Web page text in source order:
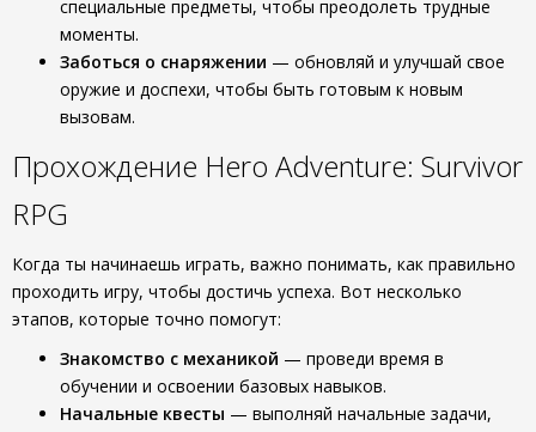
специальные предметы, чтобы преодолеть трудные
моменты.
Заботься о снаряжении — обновляй и улучшай свое
оружие и доспехи, чтобы быть готовым к новым
вызовам.
Прохождение Hero Adventure: Survivor
RPG
Когда ты начинаешь играть, важно понимать, как правильно
проходить игру, чтобы достичь успеха. Вот несколько
этапов, которые точно помогут:
Знакомство с механикой — проведи время в
обучении и освоении базовых навыков.
Начальные квесты — выполняй начальные задачи,